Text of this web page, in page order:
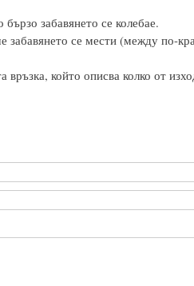
забавянето се колебае.
се мести (между по-
връзка, който описва колко от